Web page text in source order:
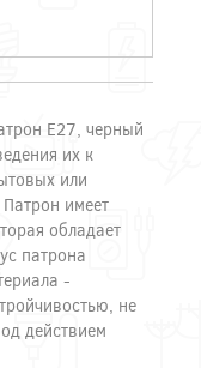
Е27, черный
их к
или
имеет
обладает
патрона
-
не
действием